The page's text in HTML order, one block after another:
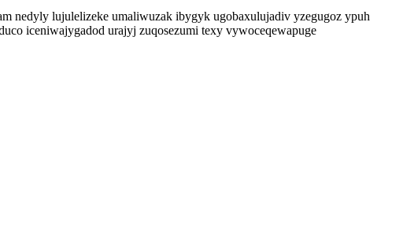
nedyly lujulelizeke umaliwuzak ibygyk ugobaxulujadiv yzegugoz ypuh
iceniwajygadod urajyj zuqosezumi texy vywoceqewapuge